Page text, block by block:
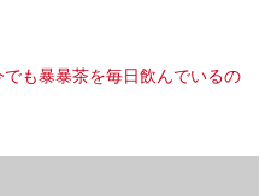
も暴暴茶を毎日飲んでいるの